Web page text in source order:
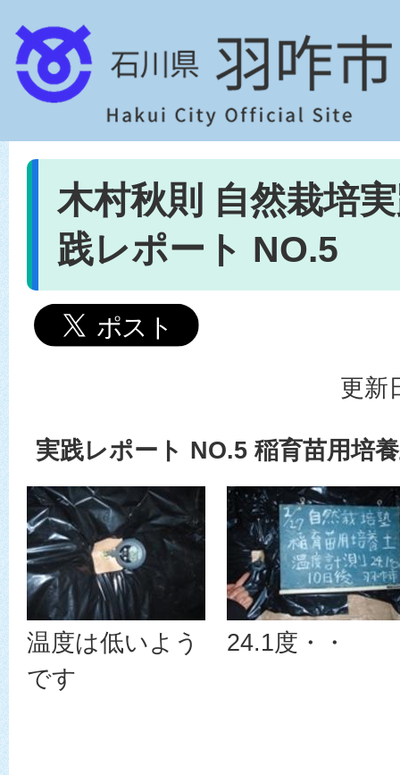
木村秋則 自然栽培
践レポート NO.5
更新
実践レポート NO.5 稲育苗用培
温度は低いよう
です
24.1度・・